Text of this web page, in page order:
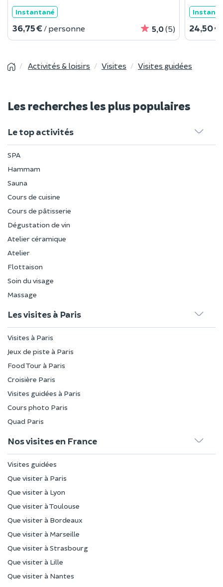
Instantané
36,75 € / personne 5,0(5) 24,50 €
Activités & loisirs Visites Visites guidées
Les recherches les plus populaires
Le top activités
SPA
Hammam
Sauna
Cours de cuisine
Cours de pâtisserie
Dégustation de vin
Atelier céramique
Atelier
Flottaison
Soin du visage
Massage
Les visites à Paris
Visites à Paris
Jeux de piste à Paris
Food Tour à Paris
Croisière Paris
Visites guidées à Paris
Cours photo Paris
Quad Paris
Nos visites en France
Visites guidées
Que visiter à Paris
Que visiter à Lyon
Que visiter à Toulouse
Que visiter à Bordeaux
Que visiter à Marseille
Que visiter à Strasbourg
Que visiter à Lille
Que visiter à Nantes